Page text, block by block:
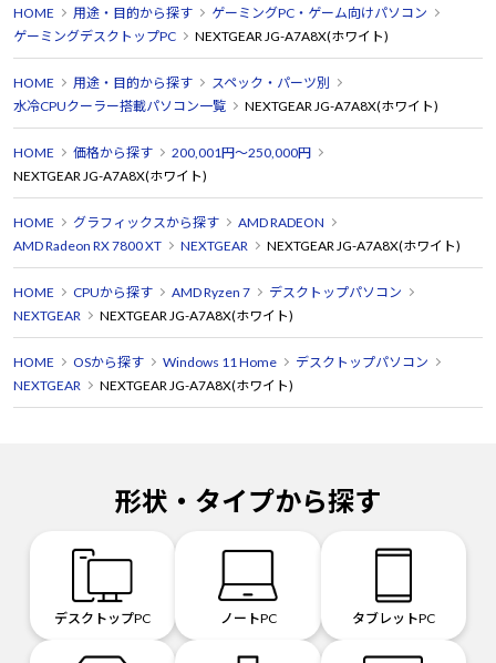
HOME 用途・目的から探す
ゲーミングPC・ゲーム向けパソコン
ゲーミングデスクトップPC
NEXTGEAR JG-A7A8X(ホワイト)
HOME 用途・目的から探す
スペック・パーツ別
水冷CPUクーラー搭載パソコン一覧
NEXTGEAR JG-A7A8X(ホワイト)
HOME 価格から探す
200,001円～250,000円
NEXTGEAR JG-A7A8X(ホワイト)
HOME グラフィックスから探す
AMD RADEON
AMD Radeon RX 7800 XT
NEXTGEAR NEXTGEAR JG-A7A8X(ホワイト)
HOME CPUから探す AMD Ryzen 7
デスクトップパソコン
NEXTGEAR
NEXTGEAR JG-A7A8X(ホワイト)
HOME OSから探す Windows 11 Home
デスクトップパソコン
NEXTGEAR
NEXTGEAR JG-A7A8X(ホワイト)
形状・タイプから探す
デスクトップPC ノートPC タブレットPC